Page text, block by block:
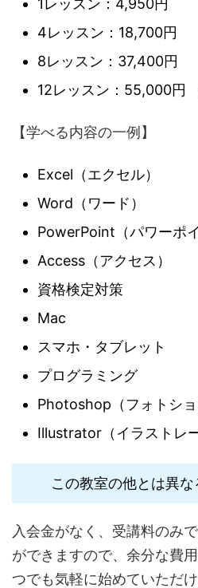
1レッスン：4,950円
4レッスン：18,700円
8レッスン：37,400円
12レッスン：55,000円
【学べる内容の一例】
Excel（エクセル）
Word（ワード）
PowerPoint（パワーポイ
Access（アクセス）
資格検定対策
Mac
スマホ・タブレット
プログラミング
Photoshop（フォトショ
Illustrator（イラストレ
この教室の他とは異な
入会金がなく、受講料のみ
ができますので、余分な費
つでも気軽に始めていただけ